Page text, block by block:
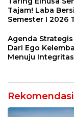
Tajam! Laba
Semester I 2026
Jitu
Agenda
Dari Ego
Menuju Integritas